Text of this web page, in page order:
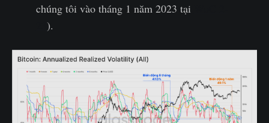
chúng tôi vào tháng 1 năm 2023 tại
).